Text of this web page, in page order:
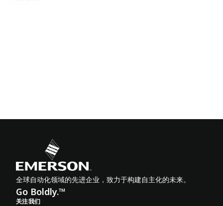
全球自动化领域的先进企业，致力于构建自主化的未来。
Go Boldly.™
关注我们